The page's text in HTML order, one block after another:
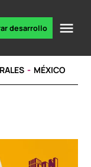
desarrollo
MÉXICO